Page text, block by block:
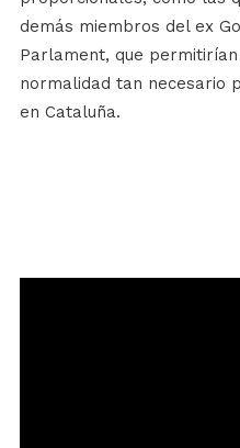
demás miembros del ex
Parlament, que
normalidad tan necesario
en Cataluña.